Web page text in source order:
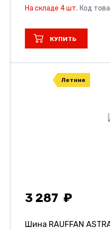
На складе 4 шт. Код
КУПИТЬ
Летние
3 287
Шина RAUFFAN